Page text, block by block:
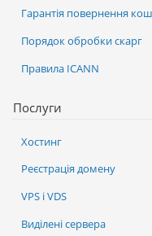
Послуги
Хостинг
Реєстрація домену
VPS і VDS
Виділені сервера
Гарантія повернення
Порядок обробки скарг
Правила ICANN